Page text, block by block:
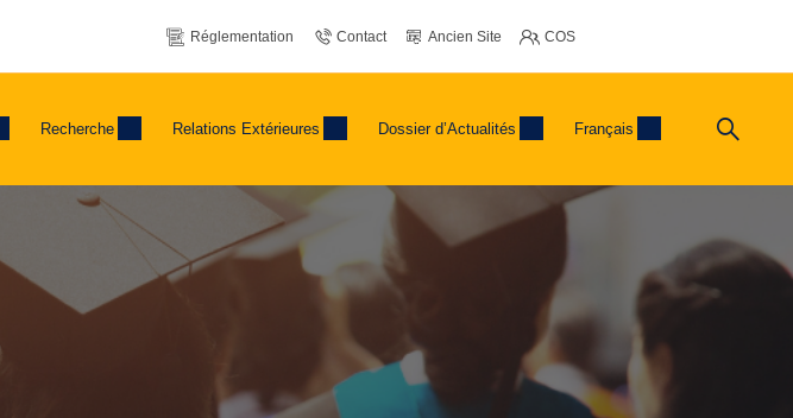
Réglementation Contact Ancien Site COS
Recherche Relations Extérieures Dossier d’Actualités Français